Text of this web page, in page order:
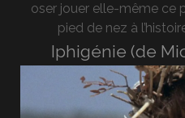
oser jouer elle-même ce
pied de nez à
Iphigénie (de